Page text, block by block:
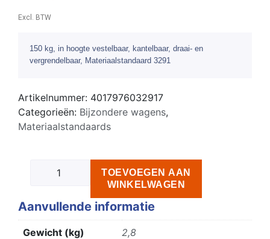
Excl. BTW
150 kg, in hoogte vestelbaar, kantelbaar, draai- en
vergrendelbaar, Materiaalstandaard 3291
Artikelnummer: 4017976032917
Categorieën: Bijzondere wagens,
Materiaalstandaards
TOEVOEGEN AAN
WINKELWAGEN
Aanvullende informatie
Gewicht (kg) 2,8